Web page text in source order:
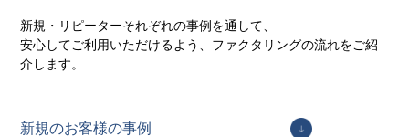
新規・リピーターそれぞれの事例を通して、
安心してご利用いただけるよう、ファクタリングの流れをご紹
介します。
新規のお客様の事例